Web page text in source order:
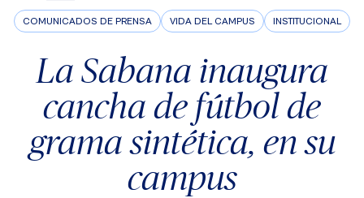
COMUNICADOS DE PRENSA VIDA DEL CAMPUS INSTITUCIONAL
La Sabana inaugura
cancha de fútbol de
grama sintética, en su
campus